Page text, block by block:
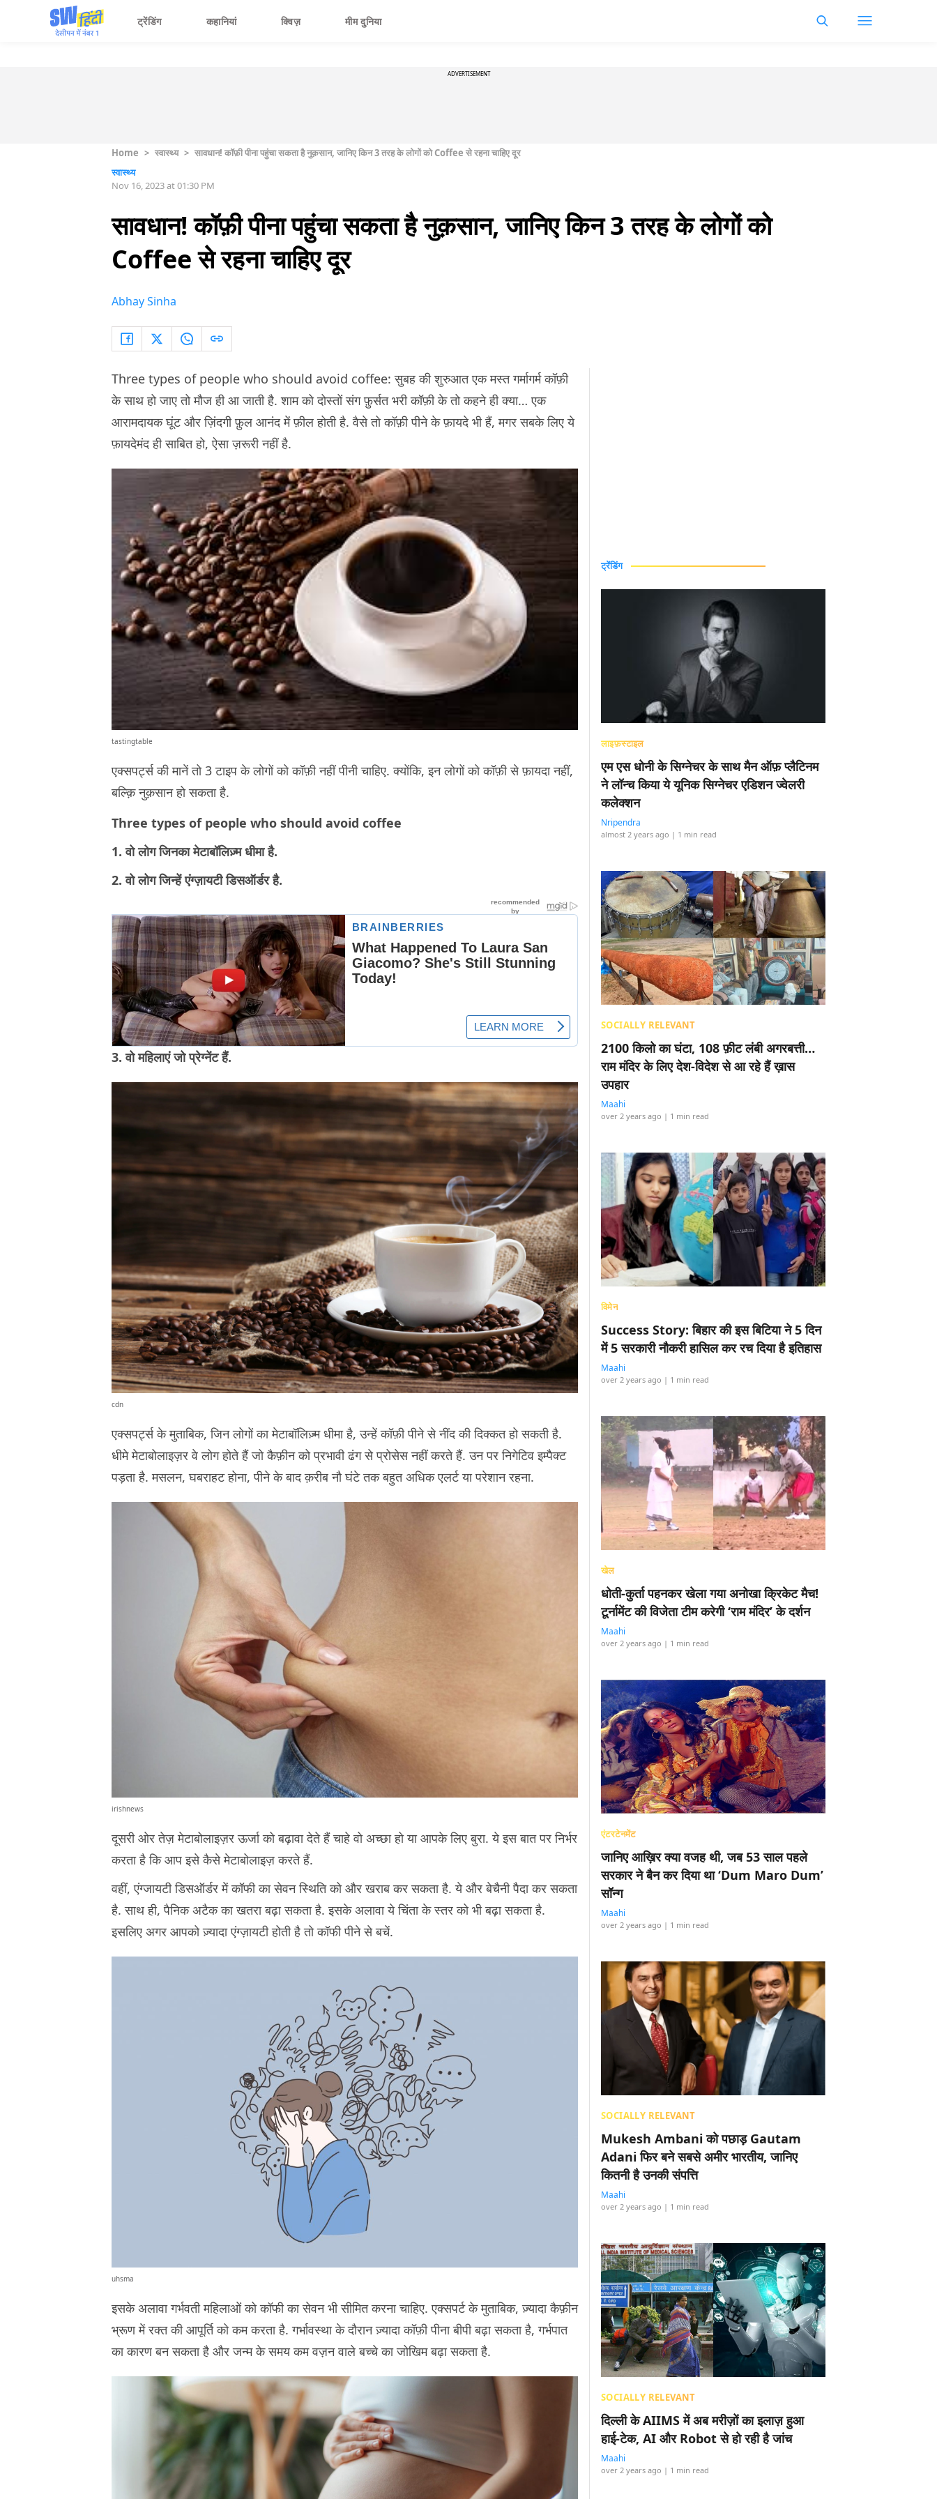
ट्रेंडिंग कहानियां क्विज़ मीम दुनिया
ADVERTISEMENT
Home > स्वास्थ्य > सावधान! कॉफ़ी पीना पहुंचा सकता है नुक़सान, जानिए किन 3 तरह के लोगों को Coffee से रहना चाहिए दूर
स्वास्थ्य
Nov 16, 2023 at 01:30 PM
सावधान! कॉफ़ी पीना पहुंचा सकता है नुक़सान, जानिए किन 3 तरह के लोगों को
Coffee से रहना चाहिए दूर
Abhay Sinha
Three types of people who should avoid coffee: सुबह की शुरुआत एक मस्त गर्मागर्म कॉफ़ी
के साथ हो जाए तो मौज ही आ जाती है. शाम को दोस्तों संग फ़ुर्सत भरी कॉफ़ी के तो कहने ही क्या… एक
आरामदायक घूंट और ज़िंदगी फ़ुल आनंद में फ़ील होती है. वैसे तो कॉफ़ी पीने के फ़ायदे भी हैं, मगर सबके लिए ये
फ़ायदेमंद ही साबित हो, ऐसा ज़रूरी नहीं है.
tastingtable
एक्सपर्ट्स की मानें तो 3 टाइप के लोगों को कॉफ़ी नहीं पीनी चाहिए. क्योंकि, इन लोगों को कॉफ़ी से फ़ायदा नहींं,
बल्क़ि नुक़सान हो सकता है.
Three types of people who should avoid coffee
1. वो लोग जिनका मेटाबॉलिज़्म धीमा है.
2. वो लोग जिन्हें एंग्ज़ायटी डिसऑर्डर है.
3. वो महिलाएं जो प्रेग्नेंट हैं.
cdn
एक्सपर्ट्स के मुताबिक, जिन लोगों का मेटाबॉलिज़्म धीमा है, उन्हें कॉफ़ी पीने से नींद की दिक्कत हो सकती है.
धीमे मेटाबोलाइज़र वे लोग होते हैं जो कैफ़ीन को प्रभावी ढंग से प्रोसेस नहीं करते हैं. उन पर निगेटिव इम्पैक्ट
पड़ता है. मसलन, घबराहट होना, पीने के बाद क़रीब नौ घंटे तक बहुत अधिक एलर्ट या परेशान रहना.
irishnews
दूसरी ओर तेज़ मेटाबोलाइज़र ऊर्जा को बढ़ावा देते हैं चाहे वो अच्छा हो या आपके लिए बुरा. ये इस बात पर निर्भर
करता है कि आप इसे कैसे मेटाबोलाइज़ करते हैं.
वहीं, एंग्जायटी डिसऑर्डर में कॉफी का सेवन स्थिति को और खराब कर सकता है. ये और बेचैनी पैदा कर सकता
है. साथ ही, पैनिक अटैक का खतरा बढ़ा सकता है. इसके अलावा ये चिंता के स्तर को भी बढ़ा सकता है.
इसलिए अगर आपको ज़्यादा एंग्ज़ायटी होती है तो कॉफी पीने से बचें.
uhsma
इसके अलावा गर्भवती महिलाओं को कॉफी का सेवन भी सीमित करना चाहिए. एक्सपर्ट के मुताबिक, ज़्यादा कैफ़ीन
भ्रूण में रक्त की आपूर्ति को कम करता है. गर्भावस्था के दौरान ज़्यादा कॉफ़ी पीना बीपी बढ़ा सकता है, गर्भपात
का कारण बन सकता है और जन्म के समय कम वज़न वाले बच्चे का जोखिम बढ़ा सकता है.
ट्रेंडिंग
लाइफ़स्टाइल
एम एस धोनी के सिग्नेचर के साथ मैन ऑफ़ प्लैटिनम
ने लॉन्च किया ये यूनिक सिग्नेचर एडिशन ज्वेलरी
कलेक्शन
Nripendra
almost 2 years ago | 1 min read
SOCIALLY RELEVANT
2100 किलो का घंटा, 108 फ़ीट लंबी अगरबत्ती…
राम मंदिर के लिए देश-विदेश से आ रहे हैं ख़ास
उपहार
Maahi
over 2 years ago | 1 min read
विमेन
Success Story: बिहार की इस बिटिया ने 5 दिन
में 5 सरकारी नौकरी हासिल कर रच दिया है इतिहास
Maahi
over 2 years ago | 1 min read
खेल
धोती-कुर्ता पहनकर खेला गया अनोखा क्रिकेट मैच!
टूर्नामेंट की विजेता टीम करेगी ‘राम मंदिर’ के दर्शन
Maahi
over 2 years ago | 1 min read
एंटरटेनमेंट
जानिए आख़िर क्या वजह थी, जब 53 साल पहले
सरकार ने बैन कर दिया था ‘Dum Maro Dum’
सॉन्ग
Maahi
over 2 years ago | 1 min read
SOCIALLY RELEVANT
Mukesh Ambani को पछाड़ Gautam
Adani फिर बने सबसे अमीर भारतीय, जानिए
कितनी है उनकी संपत्ति
Maahi
over 2 years ago | 1 min read
SOCIALLY RELEVANT
दिल्ली के AIIMS में अब मरीज़ों का इलाज़ हुआ
हाई-टेक, AI और Robot से हो रही है जांच
Maahi
over 2 years ago | 1 min read